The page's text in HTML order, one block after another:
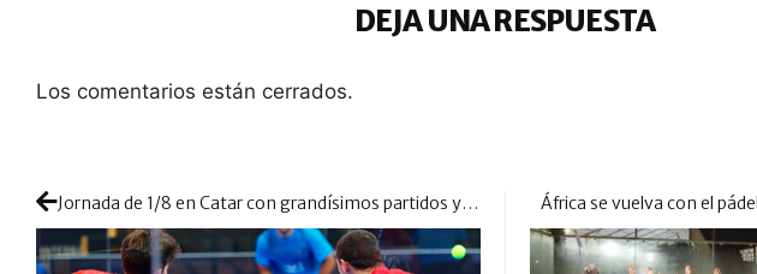
DEJA UNA RESPUESTA
Los comentarios están cerrados.
Jornada de 1/8 en Catar con grandísimos partidos y duelos cinco estrellas África se vuelva con el